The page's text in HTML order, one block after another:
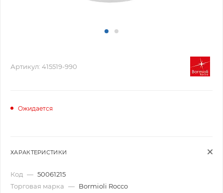
Артикул: 415519-990
Ожидается
ХАРАКТЕРИСТИКИ
Код — 50061215
Торговая марка — Bormioli Rocco